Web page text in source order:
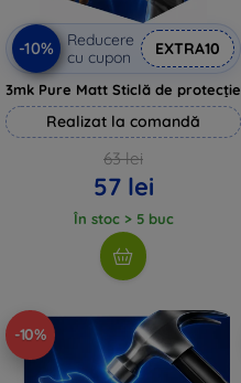
-10%
Reducere
cu cupon
EXTRA10
3mk Pure Matt Sticlă de protecție
Realizat la comandă
63 lei
57 lei
În stoc > 5 buc
-10%